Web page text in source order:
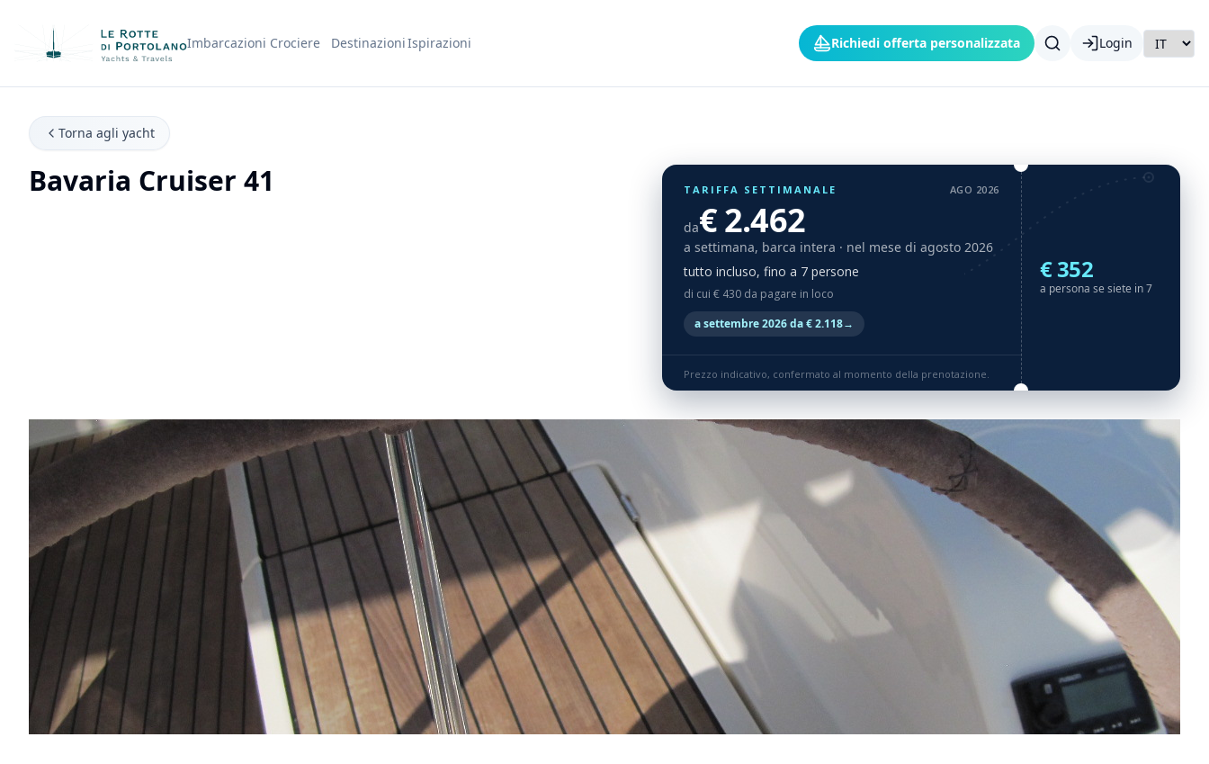
Nome Azienda Imbarcazioni Crociere DestinazioniIspirazioni Richiedi offerta personalizzata Login
Torna agli yacht
Bavaria Cruiser 41 TARIFFA SETTIMANALE AGO 2026
da€ 2.462
a settimana, barca intera · nel mese di agosto 2026
tutto incluso, fino a 7 persone
di cui € 430 da pagare in loco
a settembre 2026 da € 2.118→
Prezzo indicativo, confermato al momento della prenotazione.
€ 352
a persona se siete in 7